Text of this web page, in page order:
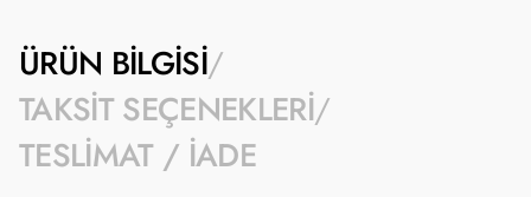
ÜRÜN BILGISI
TAKSIT SEÇENEKLERI
TESLIMAT / İADE